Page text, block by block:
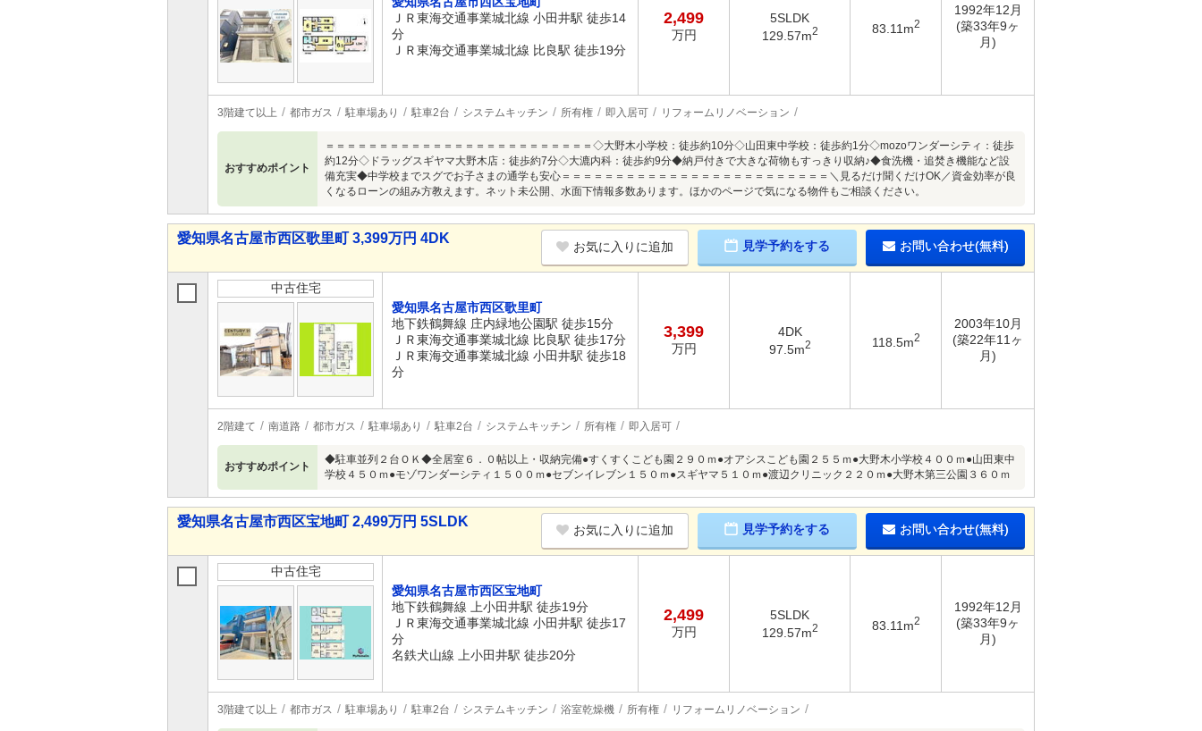
ＪＲ東海交通事業城北線 小田井駅 徒歩14
分
ＪＲ東海交通事業城北線 比良駅 徒歩19分
2,499
万円
5SLDK
129.57m2 83.11m2
1992年12月
(築33年9ヶ
月)
3階建て以上 都市ガス 駐車場あり 駐車2台 システムキッチン 所有権 即入居可 リフォームリノベーション
おすすめポイント
＝＝＝＝＝＝＝＝＝＝＝＝＝＝＝＝＝＝＝＝＝＝＝＝＝◇大野木小学校：徒歩約10分◇山田東中学校：徒歩約1分◇mozoワンダーシティ：徒歩
約12分◇ドラッグスギヤマ大野木店：徒歩約7分◇大漉内科：徒歩約9分◆納戸付きで大きな荷物もすっきり収納♪◆食洗機・追焚き機能など設
備充実◆中学校までスグでお子さまの通学も安心＝＝＝＝＝＝＝＝＝＝＝＝＝＝＝＝＝＝＝＝＝＝＝＝＝＼見るだけ聞くだけOK／資金効率が良
くなるローンの組み方教えます。ネット未公開、水面下情報多数あります。ほかのページで気になる物件もご相談ください。
愛知県名古屋市西区歌里町 3,399万円 4DK
お気に入りに追加 見学予約をする お問い合わせ(無料)
中古住宅
愛知県名古屋市西区歌里町
地下鉄鶴舞線 庄内緑地公園駅 徒歩15分
ＪＲ東海交通事業城北線 比良駅 徒歩17分
ＪＲ東海交通事業城北線 小田井駅 徒歩18
分
3,399
万円
4DK
97.5m2 118.5m2
2003年10月
(築22年11ヶ
月)
2階建て 南道路 都市ガス 駐車場あり 駐車2台 システムキッチン 所有権 即入居可
おすすめポイント
◆駐車並列２台ＯＫ◆全居室６．０帖以上・収納完備●すくすくこども園２９０ｍ●オアシスこども園２５５ｍ●大野木小学校４００ｍ●山田東中
学校４５０ｍ●モゾワンダーシティ１５００ｍ●セブンイレブン１５０ｍ●スギヤマ５１０ｍ●渡辺クリニック２２０ｍ●大野木第三公園３６０ｍ
愛知県名古屋市西区宝地町 2,499万円 5SLDK
お気に入りに追加 見学予約をする お問い合わせ(無料)
中古住宅
愛知県名古屋市西区宝地町
地下鉄鶴舞線 上小田井駅 徒歩19分
ＪＲ東海交通事業城北線 小田井駅 徒歩17
分
名鉄犬山線 上小田井駅 徒歩20分
2,499
万円
5SLDK
129.57m2 83.11m2
1992年12月
(築33年9ヶ
月)
3階建て以上 都市ガス 駐車場あり 駐車2台 システムキッチン 浴室乾燥機 所有権 リフォームリノベーション